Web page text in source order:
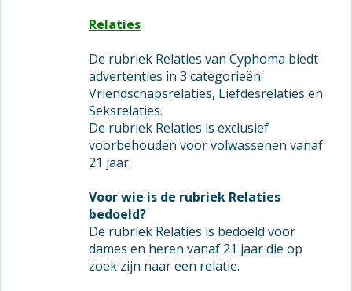
Relaties
De rubriek Relaties van Cyphoma biedt
advertenties in 3 categorieën:
Vriendschapsrelaties, Liefdesrelaties en
Seksrelaties.
De rubriek Relaties is exclusief
voorbehouden voor volwassenen vanaf
21 jaar.
Voor wie is de rubriek Relaties
bedoeld?
De rubriek Relaties is bedoeld voor
dames en heren vanaf 21 jaar die op
zoek zijn naar een relatie.